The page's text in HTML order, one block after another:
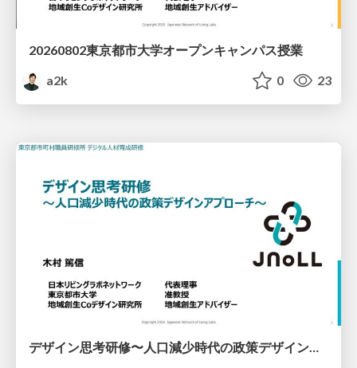
20260802東京都市大学オープンキャンパス授業
a2k
0 23